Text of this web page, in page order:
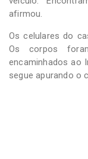
afirmou.
Os celulares do
Os corpos
encaminhados ao
segue apurando o